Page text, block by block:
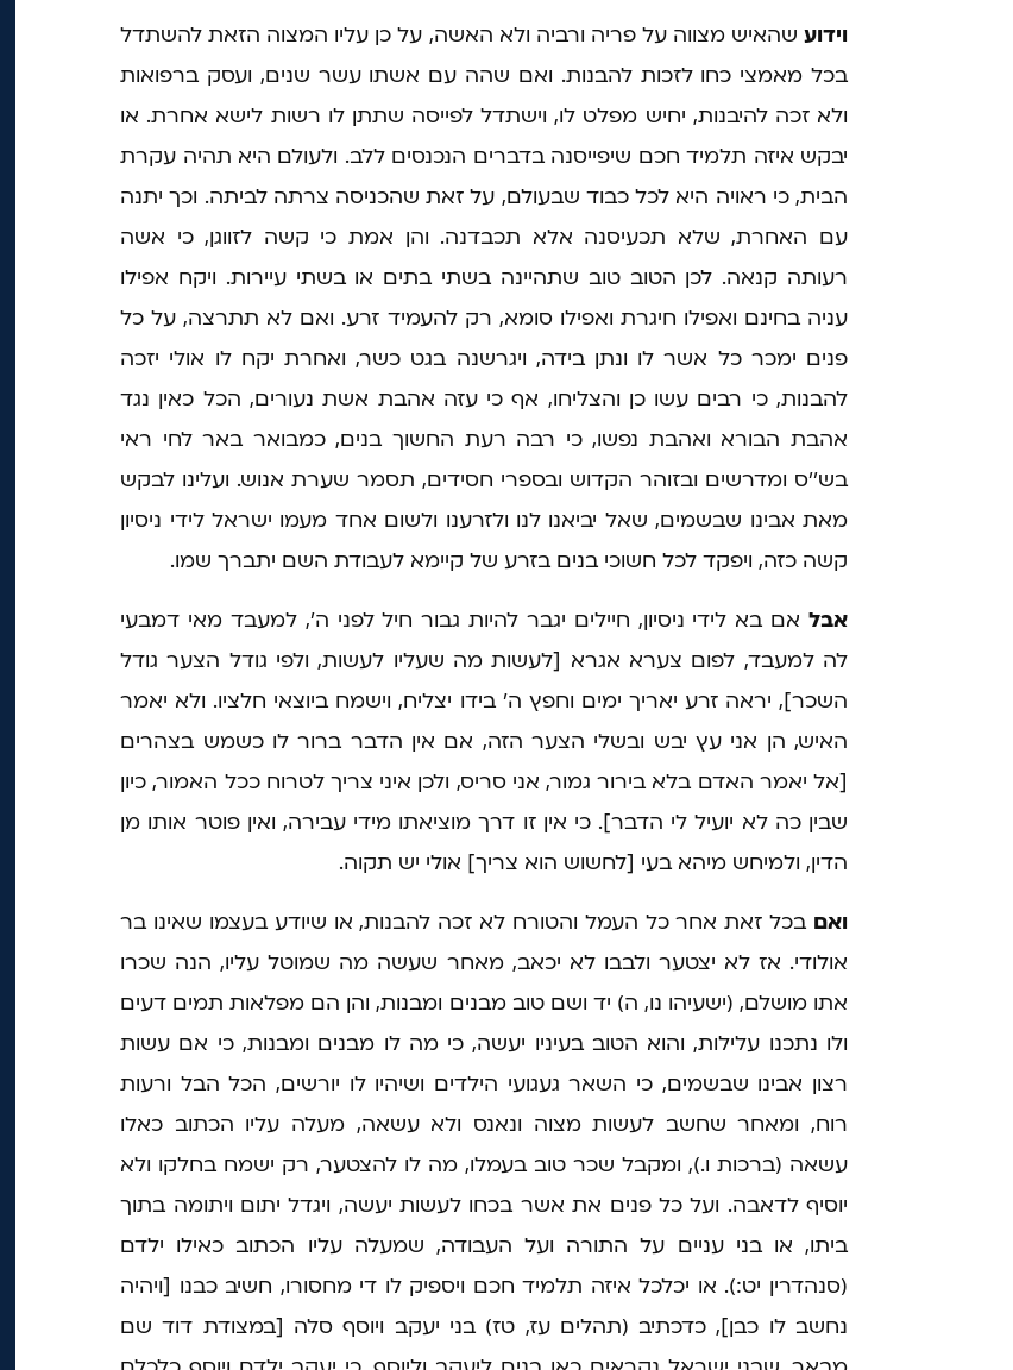
וידוע שהאיש מצווה על פריה ורביה ולא האשה, על כן עליו המצוה הזאת להשתדל
בכל מאמצי כחו לזכות להבנות. ואם שהה עם אשתו עשר שנים, ועסק ברפואות
ולא זכה להיבנות, יחיש מפלט לו, וישתדל לפייסה שתתן לו רשות לישא אחרת. או
יבקש איזה תלמיד חכם שיפייסנה בדברים הנכנסים ללב. ולעולם היא תהיה עקרת
הבית, כי ראויה היא לכל כבוד שבעולם, על זאת שהכניסה צרתה לביתה. וכך יתנה
עם האחרת, שלא תכעיסנה אלא תכבדנה. והן אמת כי קשה לזווגן, כי אשה
רעותה קנאה. לכן הטוב טוב שתהיינה בשתי בתים או בשתי עיירות. ויקח אפילו
עניה בחינם ואפילו חיגרת ואפילו סומא, רק להעמיד זרע. ואם לא תתרצה, על כל
פנים ימכר כל אשר לו ונתן בידה, ויגרשנה בגט כשר, ואחרת יקח לו אולי יזכה
להבנות, כי רבים עשו כן והצליחו, אף כי עזה אהבת אשת נעורים, הכל כאין נגד
אהבת הבורא ואהבת נפשו, כי רבה רעת החשוך בנים, כמבואר באר לחי ראי
בש''ס ומדרשים ובזוהר הקדוש ובספרי חסידים, תסמר שערת אנוש. ועלינו לבקש
מאת אבינו שבשמים, שאל יביאנו לנו ולזרענו ולשום אחד מעמו ישראל לידי ניסיון
קשה כזה, ויפקד לכל חשוכי בנים בזרע של קיימא לעבודת השם יתברך שמו.
אבל אם בא לידי ניסיון, חיילים יגבר להיות גבור חיל לפני ה', למעבד מאי דמבעי
לה למעבד, לפום צערא אגרא [לעשות מה שעליו לעשות, ולפי גודל הצער גודל
השכר], יראה זרע יאריך ימים וחפץ ה' בידו יצליח, וישמח ביוצאי חלציו. ולא יאמר
האיש, הן אני עץ יבש ובשלי הצער הזה, אם אין הדבר ברור לו כשמש בצהרים
[אל יאמר האדם בלא בירור גמור, אני סריס, ולכן איני צריך לטרוח ככל האמור, כיון
שבין כה לא יועיל לי הדבר]. כי אין זו דרך מוציאתו מידי עבירה, ואין פוטר אותו מן
הדין, ולמיחש מיהא בעי [לחשוש הוא צריך] אולי יש תקוה.
ואם בכל זאת אחר כל העמל והטורח לא זכה להבנות, או שיודע בעצמו שאינו בר
אולודי. אז לא יצטער ולבבו לא יכאב, מאחר שעשה מה שמוטל עליו, הנה שכרו
אתו מושלם, (ישעיהו נו, ה) יד ושם טוב מבנים ומבנות, והן הם מפלאות תמים דעים
ולו נתכנו עלילות, והוא הטוב בעיניו יעשה, כי מה לו מבנים ומבנות, כי אם עשות
רצון אבינו שבשמים, כי השאר געגועי הילדים ושיהיו לו יורשים, הכל הבל ורעות
רוח, ומאחר שחשב לעשות מצוה ונאנס ולא עשאה, מעלה עליו הכתוב כאלו
עשאה (ברכות ו.), ומקבל שכר טוב בעמלו, מה לו להצטער, רק ישמח בחלקו ולא
יוסיף לדאבה. ועל כל פנים את אשר בכחו לעשות יעשה, ויגדל יתום ויתומה בתוך
ביתו, או בני עניים על התורה ועל העבודה, שמעלה עליו הכתוב כאילו ילדם
(סנהדרין יט:). או יכלכל איזה תלמיד חכם ויספיק לו די מחסורו, חשיב כבנו [ויהיה
נחשב לו כבן], כדכתיב (תהלים עז, טז) בני יעקב ויוסף סלה [במצודת דוד שם